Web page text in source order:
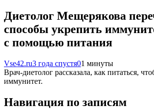
Диетолог Мещерякова
способы укрепить
с помощью питания
Vse42.ru3 года спустя01 минуты
Врач-диетолог рассказала, как питаться,
иммунитет.
Навигация по записям